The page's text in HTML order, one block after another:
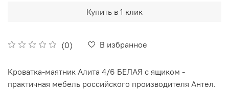
(0) В избранное
Купить в 1 клик
Kроватка-маятник Алита 4/6 БЕЛАЯ с ящиком -
практичная мебель российского производителя Антел.